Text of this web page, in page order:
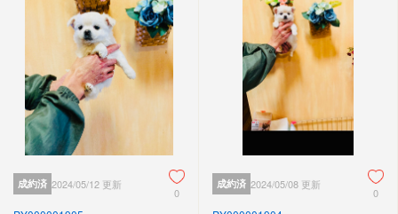
成約済 2024/05/12 更新
0
成約済 2024/05/08 更新
0